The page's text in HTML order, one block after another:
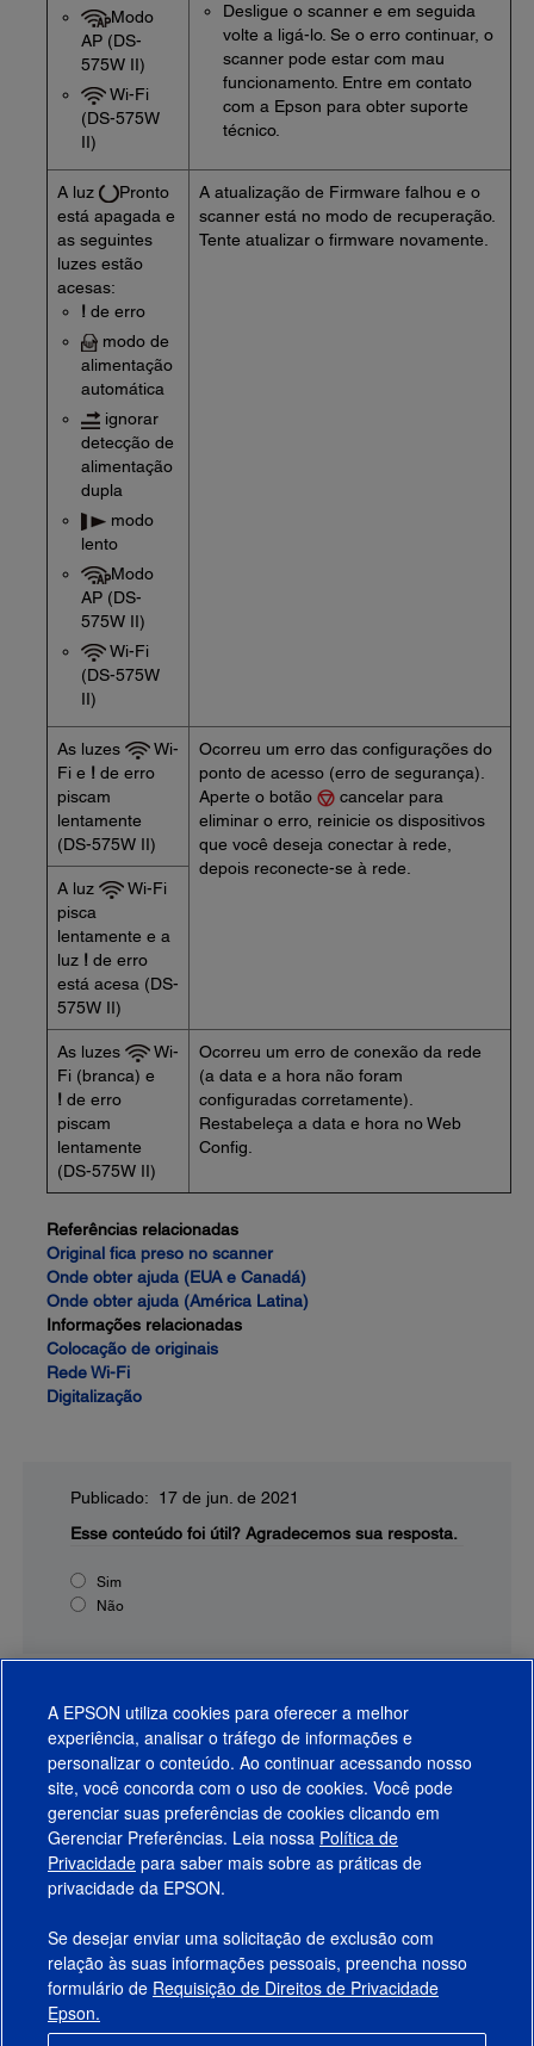
Modo
AP (DS-
575W II)
Wi-Fi
(DS-575W
II)
Desligue o scanner e em seguida
volte a ligá-lo. Se o erro continuar, o
scanner pode estar com mau
funcionamento. Entre em contato
com a Epson para obter suporte
técnico.
A luz
Pronto
está apagada e
as seguintes
luzes estão
acesas:
! de erro
modo de
alimentação
automática
ignorar
detecção de
alimentação
dupla
modo
lento
Modo
AP (DS-
575W II)
Wi-Fi
(DS-575W
II)
A atualização de Firmware falhou e o
scanner está no modo de recuperação.
Tente atualizar o firmware novamente.
As luzes
Wi-
Fi e ! de erro
piscam
lentamente
(DS-575W II)
Ocorreu um erro das configurações do
ponto de acesso (erro de segurança).
Aperte o botão
cancelar para
eliminar o erro, reinicie os dispositivos
que você deseja conectar à rede,
depois reconecte-se à rede.
A luz
Wi-Fi
pisca
lentamente e a
luz ! de erro
está acesa (DS-
575W II)
As luzes
Wi-
Fi (branca) e
! de erro
piscam
lentamente
(DS-575W II)
Ocorreu um erro de conexão da rede
(a data e a hora não foram
configuradas corretamente).
Restabeleça a data e hora no Web
Config.
Referências relacionadas
Original fica preso no scanner
Onde obter ajuda (EUA e Canadá)
Onde obter ajuda (América Latina)
Informações relacionadas
Colocação de originais
Rede Wi-Fi
Digitalização
Publicado: 17 de jun. de 2021
Esse conteúdo foi útil? Agradecemos sua resposta.
Sim
Não
Produtos
Suporte
Links Sugeridos
Empresa
A EPSON utiliza cookies para oferecer a melhor
experiência, analisar o tráfego de informações e
personalizar o conteúdo. Ao continuar acessando nosso
site, você concorda com o uso de cookies. Você pode
gerenciar suas preferências de cookies clicando em
Gerenciar Preferências. Leia nossa Política de
Privacidade para saber mais sobre as práticas de
privacidade da EPSON.
Se desejar enviar uma solicitação de exclusão com
relação às suas informações pessoais, preencha nosso
formulário de Requisição de Direitos de Privacidade
Epson.